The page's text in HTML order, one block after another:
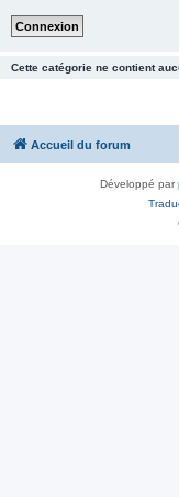
Cette catégorie ne contient
Accueil du forum
Développé par